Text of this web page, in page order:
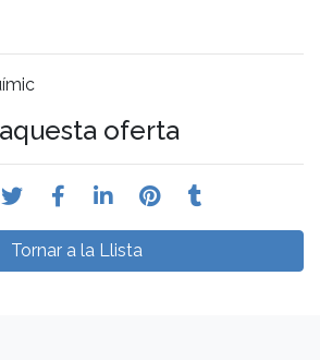
oferta
Tornar a la Llista